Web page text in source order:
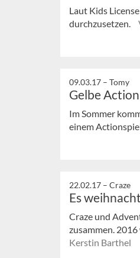
Laut Kids
durchzusetzen.
09.03.17 – Tomy
Gelbe Action
Im Sommer
einem
22.02.17 – Craze
Es
Craze und
zusammen.
Kerstin Barthel